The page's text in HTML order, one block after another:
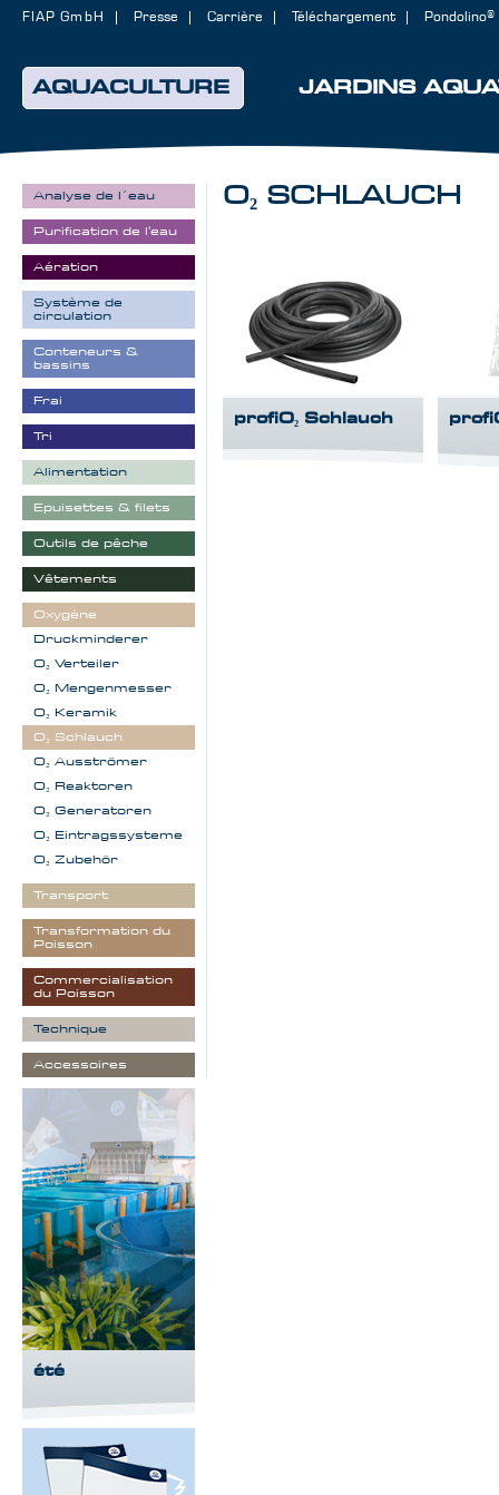
AQUACULTURE JARDINS
FIAP GmbH Presse Carrière Téléchargement Pondolino®
O₂ SCHLAUCH
profiO₂ Schlauch
Analyse de l´eau
Purification de l'eau
Aération
Système de
circulation
Conteneurs &
bassins
Frai
Tri
Alimentation
Epuisettes & filets
Outils de pêche
Vêtements
Oxygène
Druckminderer
O₂ Verteiler
O₂ Mengenmesser
O₂ Keramik
O₂ Schlauch
O₂ Ausströmer
O₂ Reaktoren
O₂ Generatoren
O₂ Eintragssysteme
O₂ Zubehör
Transport
Transformation du
Poisson
Commercialisation
du Poisson
Technique
Accessoires
été